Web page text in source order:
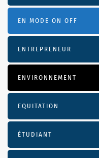
EN MODE ON OFF
ENTREPRENEUR
ENVIRONNEMENT
EQUITATION
ÉTUDIANT